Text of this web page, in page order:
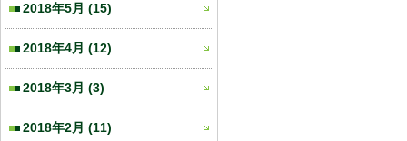
2018年5月 (15)
2018年4月 (12)
2018年3月 (3)
2018年2月 (11)